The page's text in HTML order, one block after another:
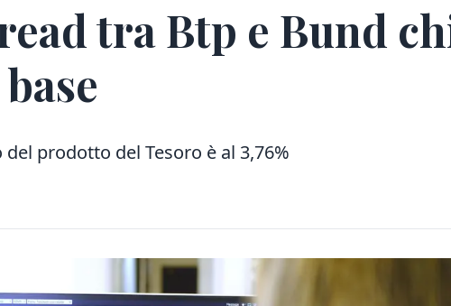
tra Btp e Bund
prodotto del Tesoro è al 3,76%